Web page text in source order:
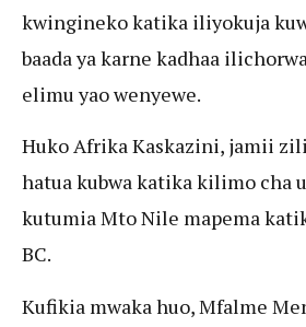
kwingineko katika iliyokuja
baada ya karne kadhaa
elimu yao wenyewe.
Huko Afrika Kaskazini, jamii
hatua kubwa katika kilimo cha
kutumia Mto Nile mapema
BC.
Kufikia mwaka huo, Mfalme